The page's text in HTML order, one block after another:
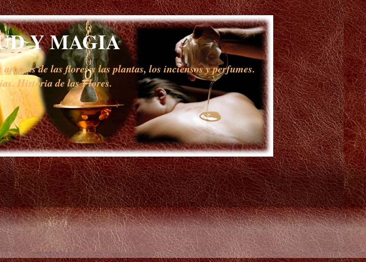
Y MAGIA
de las flores y las plantas, los inciensos y perfumes.
Historia de las Flores.